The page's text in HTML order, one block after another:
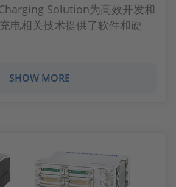
Solution为高效开发和
电相关技术提供了软件和硬
SHOW MORE